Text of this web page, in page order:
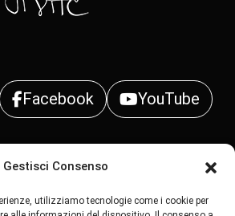
Gestisci Consenso
utilizziamo tecnologie come i cookie per
Facebook
YouTube